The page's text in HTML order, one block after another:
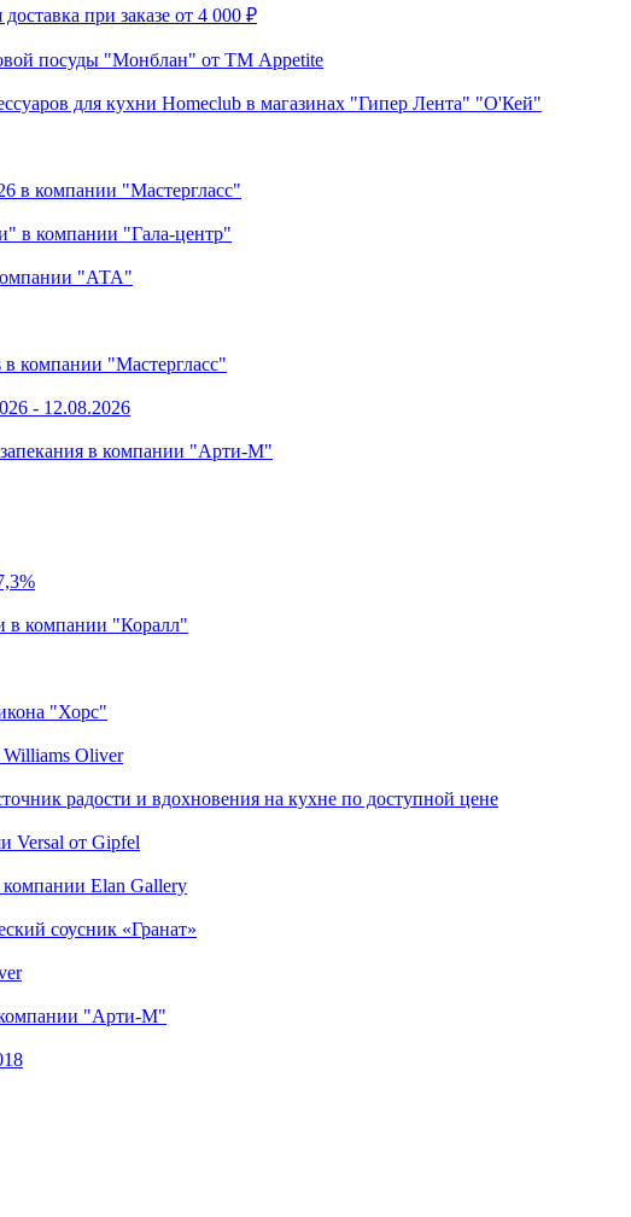
при заказе от 4 000 ₽
посуды "Монблан" от ТМ Appetite
для кухни Homeclub в магазинах "Гипер Лента" "О'Кей"
в компании "Мастергласс"
в компании "Гала-центр"
"АТА"
компании "Мастергласс"
- 12.08.2026
в компании "Арти-М"
в компании "Коралл"
"Хорс"
Oliver
радости и вдохновения на кухне по доступной цене
Versal от Gipfel
Elan Gallery
соусник «Гранат»
компании "Арти-М"